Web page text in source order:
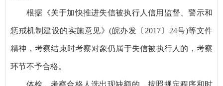
根据《关于加快推进失信被执行人信用监督、警示和
惩戒机制建设的实施意见》(皖办发〔2017〕24号)等文件
精神，考察结束时考察对象仍属于失信被执行人的，考察
环节不予合格。